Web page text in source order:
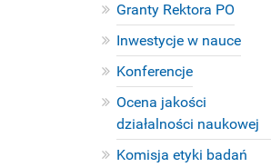
Granty Rektora PO
Inwestycje w nauce
Konferencje
Ocena jakości
działalności naukowej
Komisja etyki badań